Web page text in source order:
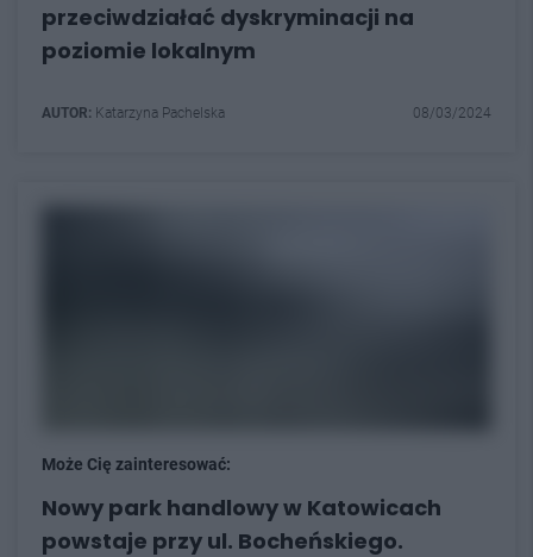
przeciwdziałać dyskryminacji na
poziomie lokalnym
AUTOR: Katarzyna Pachelska 08/03/2024
Może Cię zainteresować:
Nowy park handlowy w Katowicach
powstaje przy ul. Bocheńskiego.